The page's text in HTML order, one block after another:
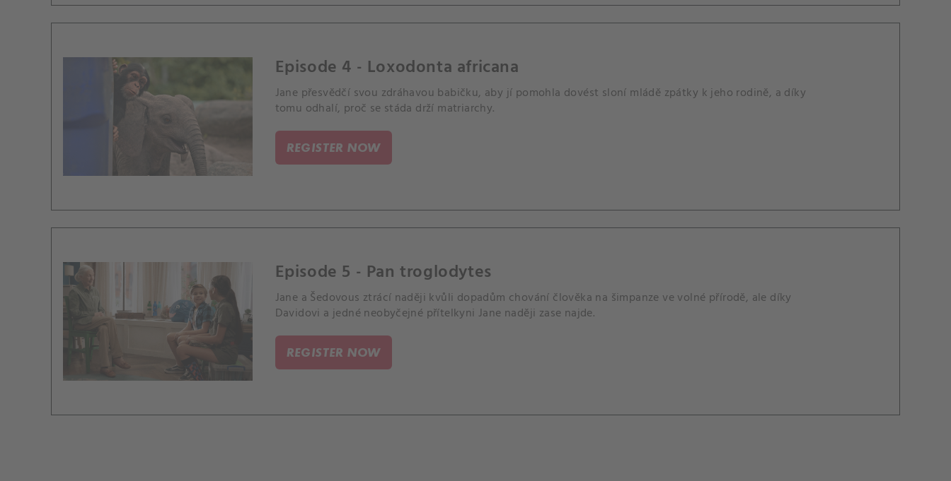
Episode 4 - Loxodonta africana
Jane přesvědčí svou zdráhavou babičku, aby jí pomohla dovést sloní mládě zpátky k jeho rodině, a díky
tomu odhalí, proč se stáda drží matriarchy.
REGISTER NOW
Episode 5 - Pan troglodytes
Jane a Šedovous ztrácí naději kvůli dopadům chování člověka na šimpanze ve volné přírodě, ale díky
Davidovi a jedné neobyčejné přítelkyni Jane naději zase najde.
REGISTER NOW